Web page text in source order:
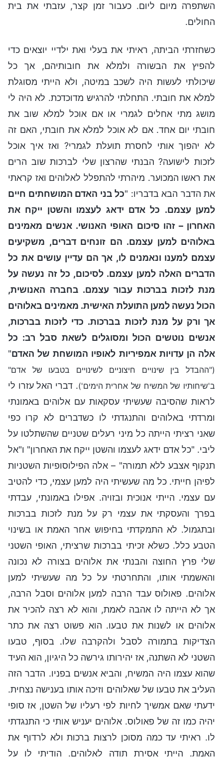
השתפרה מיום ליום. כעבור זמן קצר, עזבתי את בית
החולים.
כשחזרתי הביתה, ראיתי את בעלי ואת ילדיי יוצאים כדי
להפיץ את הבשורה ולמלא את חובותיהם, אך כל
שיכולתי לעשות היה לשכב במיטה, ולא הייתי מסוגלת
למלא את חובתי. התחלתי להרגיש מדוכדכת. לא היה לי
מושג מתי אחלים לגמרי או אם אוכל למלא שוב את
חובתי יום אחד. אם לא אוכל למלא את חובתי, האם זה
לא יהפוך אותי לחסרת תועלת לגמרי? ואז איך אוכל
לזכות לישועה? הבנתי שהרצון שלי לברכות שוב הרים
את ראשו המכוער. מיהרתי להתפלל לאלוהים ואז קראתי
את הדבר הבא בדבריו: "כל בני האדם המושחתים חיים
למען עצמם. כל אדם ידאג לעצמו והשטן ייקח את
האחרון – זהו סיכום האופי האנושי. אנשים מאמינים
באלוהים למען עצמם. הם זונחים דברים, משקיעים
עצמם למענו ונאמנים לו, אך הם עדיין עושים את כל
הדברים האלה למען עצמם. לסיכום, כל זה נעשה על
מנת לזכות בברכות עבור עצמם. בחברה האנושית,
הכול נעשה למען התועלת האישית. מאמינים באלוהים
אך ורק על מנת לזכות בברכות. כדי לזכות בברכות,
אנשים נוטשים הכול ומסוגלים לשאת סבל רב: כל
אלה הן עדויות אמפיריות לאופיו המושחת של האדם"
("ההבדל בין שינויים חיצוניים לשינויים בטבעו של אדם"
ב'שיחותיו של המשיח של אחרית הימים'). דברי האל עזרו לי
לראות שהסיבה שעשיתי עסקאות עם אלוהים באמונתי
ומרדתי באלוהים והתנגדתי לו כשדברים לא קרו כפי
שאני רציתי הייתה כל מיני רעלים שטניים שהשתלטו על
ליבי. "כל אדם ידאג לעצמו והשטן ייקח את האחרון" ו"אל
תנקוף אצבע ללא תמורה" – אלה הפילוסופיות השטניות
לפיהן חייתי. כל מה שעשיתי היה למען עצמי, כדי להטיב
עם עצמי. הייתי אנוכית ובזויה. אפילו באמונתי, עבדתי
בפרך והעסקתי את עצמי רק על מנת לזכות בברכות
ובתגמול. לא התמקדתי בחיפוש אחר האמת או בשינוי
הטבע כלל. כשלא זכיתי בברכות שרציתי, האופי השטני
שלי פרץ החוצה והבנתי את אלוהים בצורה לא נכונה
והאשמתי אותו, והתחרטתי על כל מה שעשיתי למען
אלוהים. פאולוס עבד הרבה למען אלוהים וסבל הרבה,
אך לא הייתה לו אהבה לאמת, והוא לא רצה להכיר את
אלוהים או לשנות את טבעו. הוא פשוט רצה את כתר
הצדיקות בתמורה לסבל ולהקרבה שלו. בסוף, טבעו
השטני לא השתנה, אז יהירותו גירשה כל היגיון, הוא העיד
שהוא עצמו היה המשיח, והביא אנשים בפניו. הדבר הזה
העליב את טבעו של שאלוהים וזיכה אותו בענישה נצחית.
ידעתי שאם אמשיך לחיות לפי רעליו של השטן, אז סופי
יהיה כמו זה של פאולוס. אלוהים יעניש אותי כי התנגדתי
לו. ראיתי עד כמה מסוכן לרצות ברכות ולא לרדוף את
האמת. הייתי אסירת תודה לאלוהים. הודיתי לו על